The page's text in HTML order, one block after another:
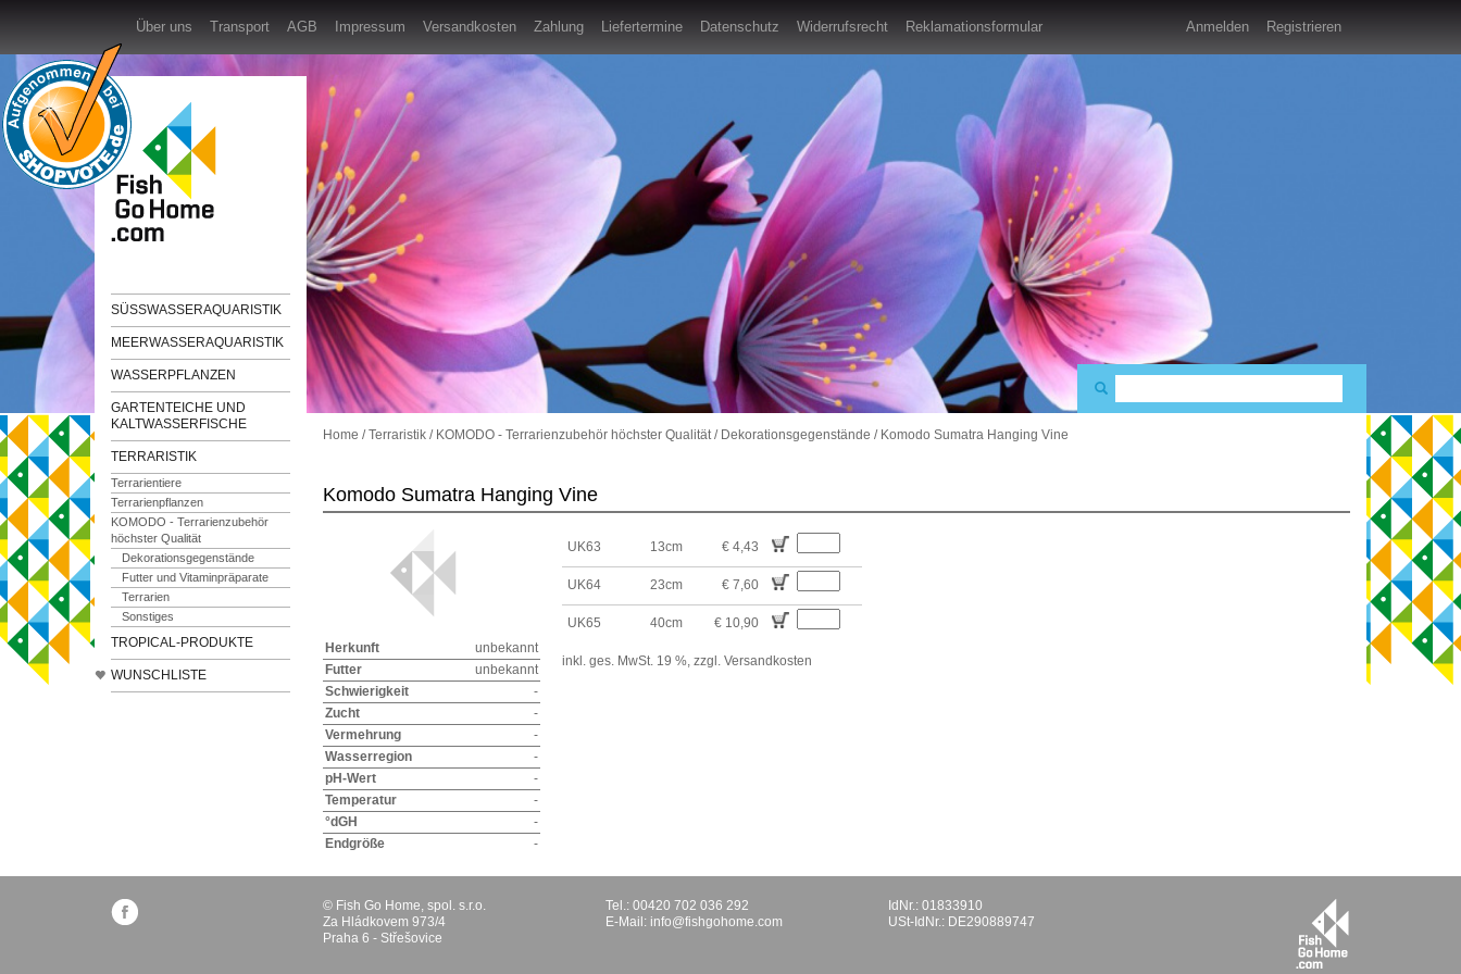
Über uns Transport AGB Impressum Versandkosten Zahlung Liefertermine Datenschutz Widerrufsrecht Reklamationsformular Anmelden Registrieren
SÜSSWASSERAQUARISTIK
MEERWASSERAQUARISTIK
WASSERPFLANZEN
GARTENTEICHE UND
KALTWASSERFISCHE
TERRARISTIK
Terrarientiere
Terrarienpflanzen
KOMODO - Terrarienzubehör
höchster Qualität
Dekorationsgegenstände
Futter und Vitaminpräparate
Terrarien
Sonstiges
TROPICAL-PRODUKTE
WUNSCHLISTE
Home /Terraristik / KOMODO - Terrarienzubehör höchster Qualität/ Dekorationsgegenstände / Komodo Sumatra Hanging Vine
Komodo Sumatra Hanging Vine
Herkunft
unbekannt
Futter
unbekannt
Schwierigkeit
-
Zucht
-
Vermehrung
-
Wasserregion
-
pH-Wert
-
Temperatur
-
°dGH
-
Endgröße
-
UK63 13cm € 4,43
UK64 23cm € 7,60
UK65 40cm € 10,90
inkl. ges. MwSt. 19 %, zzgl. Versandkosten
© Fish Go Home, spol. s.r.o.
Za Hládkovem 973/4
Praha 6 - Střešovice
Tel.: 00420 702 036 292
E-Mail: info@fishgohome.com
IdNr.: 01833910
USt-IdNr.: DE290889747